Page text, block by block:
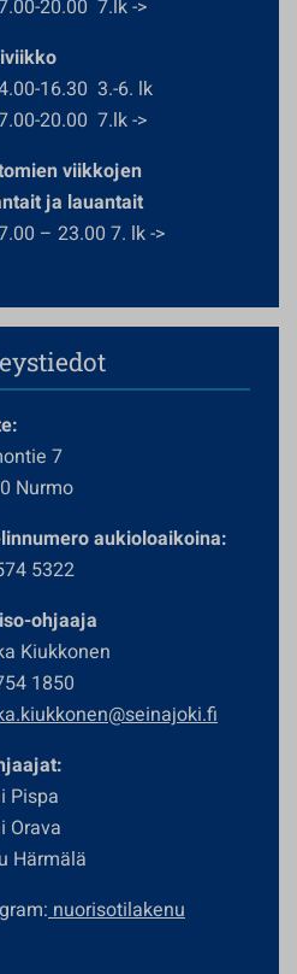
20.00 7.lk ->
16.30 3.-6. lk
20.00 7.lk ->
viikkojen
ja lauantait
– 23.00 7. lk ->
7
Nurmo
aukioloaikoina:
5322
ohjaaja
Kiukkonen
1850
Pispa
Orava
Härmälä
nuorisotilakenu